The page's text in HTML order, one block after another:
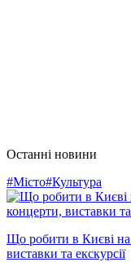
Останні новини
#Місто#Культура
Що робити в Києві на
виставки та екскурсії